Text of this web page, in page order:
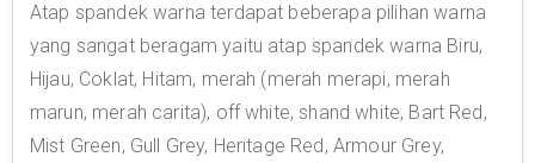
Atap spandek warna terdapat beberapa pilihan warna
yang sangat beragam yaitu atap spandek warna Biru,
Hijau, Coklat, Hitam, merah (merah merapi, merah
marun, merah carita), off white, shand white, Bart Red,
Mist Green, Gull Grey, Heritage Red, Armour Grey,